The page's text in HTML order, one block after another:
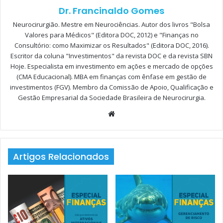
FINANÇAS PESSOAIS E INVESTIMENTOS
INVESTIMENTOS EM PRODUTOS
DE RENDA FIXA
– OU “ESQUEÇAM AS
LETRINHAS E BEBAM A SOPA!
INTRODUÇÃO
É chegado o momento de começar a construir e multiplicar
o patrimônio gerador de renda. A partir de agora, todo
recurso excedente do planejamento financeiro e da reserva
Dr. Francinaldo Gomes
Neurocirurgião. Mestre em Neurociências. Autor dos livros "Bolsa
Valores para Médicos" (Editora DOC, 2012) e "Finanças no
Consultório: como Maximizar os Resultados" (Editora DOC, 2016).
Escritor da coluna "Investimentos" da revista DOC e da revista SBN
Hoje. Especialista em investimento em ações e mercado de opções
(CMA Educacional). MBA em finanças com ênfase em gestão de
investimentos (FGV). Membro da Comissão de Apoio, Qualificação e
Gestão Empresarial da Sociedade Brasileira de Neurocirurgia.
Website
Artigos Relacionados